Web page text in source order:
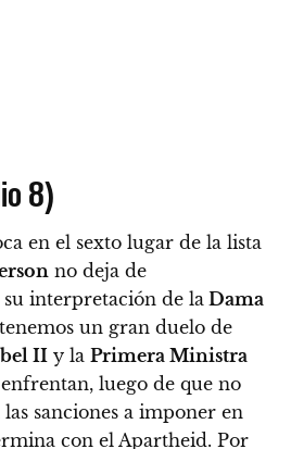
8)
en el sexto lugar de la lista
no deja de
interpretación de la Dama
un gran duelo de
II y la Primera Ministra
enfrentan, luego de que no
sanciones a imponer en
con el Apartheid. Por